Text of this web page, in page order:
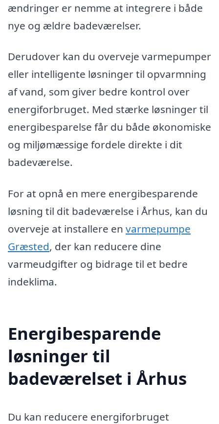
ændringer er nemme at integrere i både
nye og ældre badeværelser.
Derudover kan du overveje varmepumper
eller intelligente løsninger til opvarmning
af vand, som giver bedre kontrol over
energiforbruget. Med stærke løsninger til
energibesparelse får du både økonomiske
og miljømæssige fordele direkte i dit
badeværelse.
For at opnå en mere energibesparende
løsning til dit badeværelse i Århus, kan du
overveje at installere en varmepumpe
Græsted, der kan reducere dine
varmeudgifter og bidrage til et bedre
indeklima.
Energibesparende
løsninger til
badeværelset i Århus
Du kan reducere energiforbruget